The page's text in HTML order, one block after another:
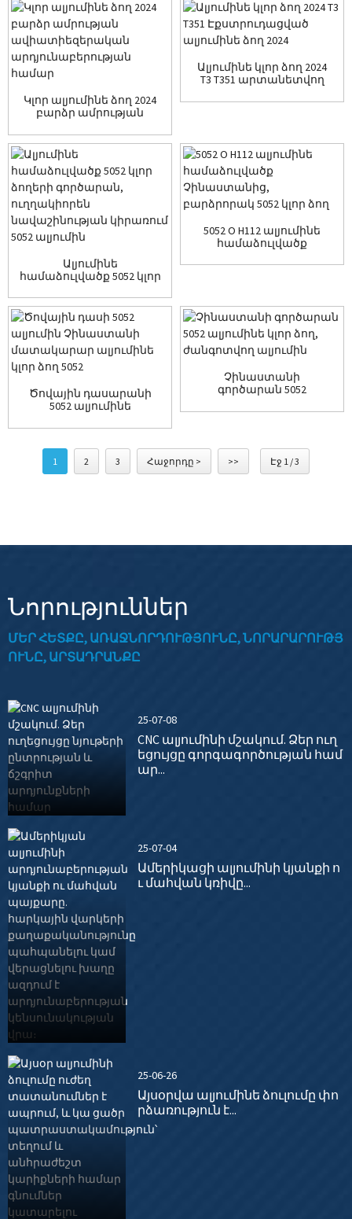
բար բարձր ...
Կլոր ալյումինե ձող 2024
բարձր ամրության
արդյունաբերության
համար
Ալյումինե կլոր ձող 2024
T3 T351 արտանետվող
Ալյումինե
համաձուլվածք 5052 կլոր
ուղղակիորեն ...
5052 O H112 ալյումինե
համաձուլվածք
արտադրող ...
Ծովային դասարանի
5052 ալյումինե
մատակարարող
Չինաստանի
գործարան 5052
ժանգոտվող ...
1 2 3 Հաջորդը > >> Էջ 1 / 3
Նորություններ
ՄԵՐ ՀԵՏՔԸ, ԱՌԱՋՆՈՐԴՈՒԹՅՈՒՆԸ, ՆՈՐԱՐԱՐՈՒԹՅ
ՈՒՆԸ, ԱՐՏԱԴՐԱՆՔԸ
25-07-08
CNC ալյումինի մշակում. Ձեր ուղ
եցույցը գորգագործության համ
ար...
25-07-04
Ամերիկացի ալյումինի կյանքի ո
ւ մահվան կռիվը...
25-06-26
Այսօրվա ալյումինե ձուլումը փո
րձառություն է...